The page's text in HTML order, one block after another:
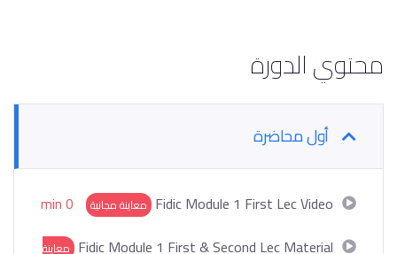
محتوي الدورة
أول محاضرة
Fidic Module 1 First Lec Video معاينة مجانية
0 min
Fidic Module 1 First & Second Lec Material معاينة